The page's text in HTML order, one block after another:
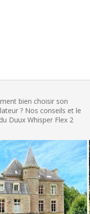
son
conseils et le
Flex 2